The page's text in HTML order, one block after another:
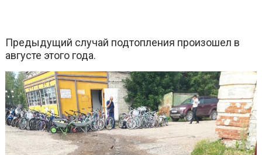
Предыдущий случай подтопления произошел в
августе этого года.